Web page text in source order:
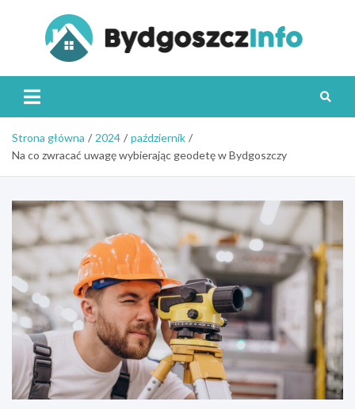
Strona główna 2024
październik
Na co zwracać uwagę wybierając geodetę w Bydgoszczy